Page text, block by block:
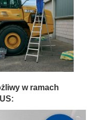
w ramach